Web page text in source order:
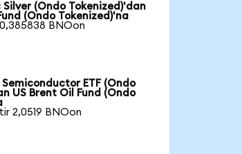
Silver (Ondo Tokenized)'dan
(Ondo Tokenized)'na
BNOon
Semiconductor ETF (Ondo
US Brent Oil Fund (Ondo
2,0519 BNOon